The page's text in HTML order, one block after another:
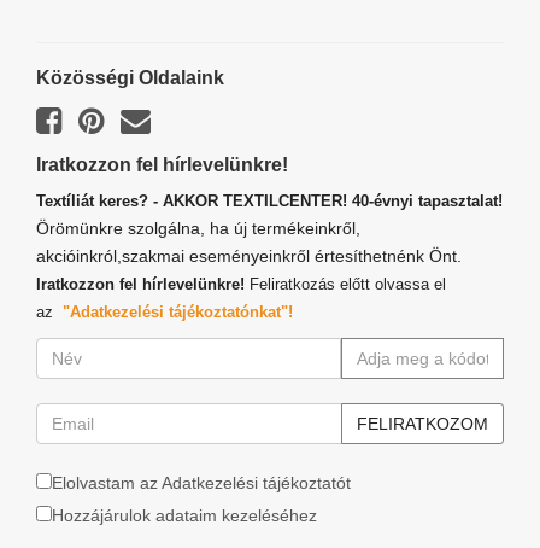
Közösségi Oldalaink
Iratkozzon fel hírlevelünkre!
Textíliát keres? - AKKOR TEXTILCENTER! 40-évnyi tapasztalat!
Örömünkre szolgálna, ha új termékeinkről,
akcióinkról,szakmai eseményeinkről értesíthetnénk Önt.
Iratkozzon fel hírlevelünkre! Feliratkozás előtt olvassa el
az "Adatkezelési tájékoztatónkat"!
Elolvastam az Adatkezelési tájékoztatót
Hozzájárulok adataim kezeléséhez